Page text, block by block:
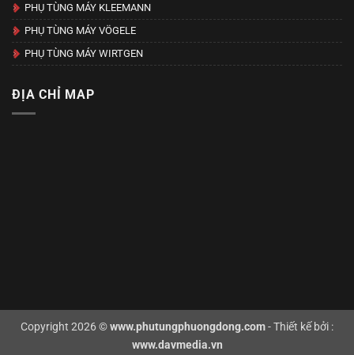
PHỤ TÙNG MÁY KLEEMANN
PHỤ TÙNG MÁY VÖGELE
PHỤ TÙNG MÁY WIRTGEN
ĐỊA CHỈ MAP
Copyright 2026 ©www.phutungphuongdong.com- Thiết kế bởi :
www.davmedia.vn